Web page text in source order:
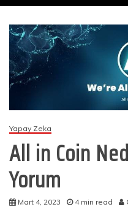
Yapay Zeka
All in Coin
Yorum
Mart 4, 2023 4 min read